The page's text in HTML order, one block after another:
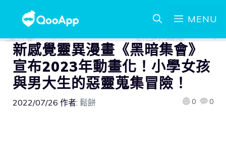
MENU
新感覺靈異漫畫《黑暗集會》
宣布2023年動畫化！小學女孩
與男大生的惡靈蒐集冒險！
2022/07/26 作者: 鬆餅 0 0